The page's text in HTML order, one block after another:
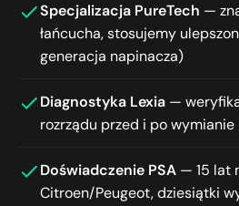
Specjalizacja PureTech —
łańcucha, stosujemy
generacja napinacza)
Diagnostyka Lexia —
rozrządu przed i po wymianie
Doświadczenie PSA — 15 lat
Citroen/Peugeot, dziesiątki